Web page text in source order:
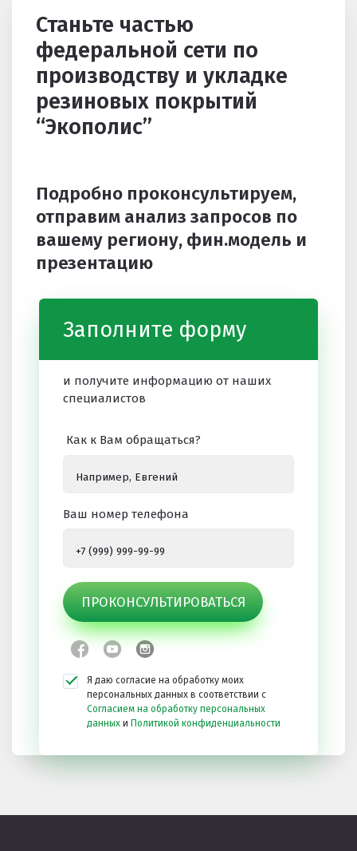
Станьте частью
федеральной сети по
производству и укладке
резиновых покрытий
“Экополис”
Подробно проконсультируем,
отправим анализ запросов по
вашему региону, фин.модель и
презентацию
Заполните форму
и получите информацию от наших
специалистов
Как к Вам обращаться?
Ваш номер телефона
ПРОКОНСУЛЬТИРОВАТЬСЯ
Я даю согласие на обработку моих
персональных данных в соответствии с
Согласием на обработку персональных
данных и Политикой конфиденциальности